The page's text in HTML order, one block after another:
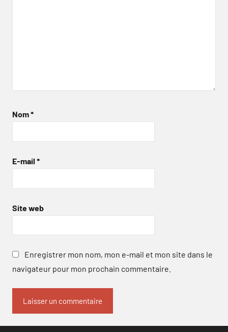
Nom*
E-mail *
Site web
Enregistrer mon nom, mon e-mail et mon site dans le
navigateur pour mon prochain commentaire.